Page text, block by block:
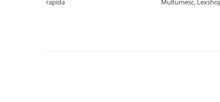
Puzzle 60 piese
rapida
Multumesc,